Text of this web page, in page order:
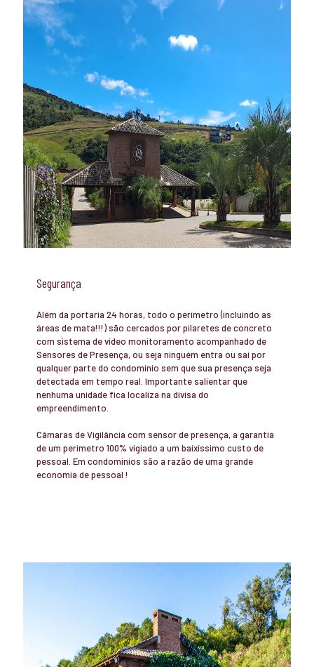
Segurança
Além da portaria 24 horas, todo o perímetro (incluindo as
áreas de mata!!!) são cercados por pilaretes de concreto
com sistema de vídeo monitoramento acompanhado de
Sensores de Presença, ou seja ninguém entra ou sai por
qualquer parte do condomínio sem que sua presença seja
detectada em tempo real. Importante salientar que
nenhuma unidade fica localiza na divisa do
empreendimento.
Câmaras de Vigilância com sensor de presença, a garantia
de um perímetro 100% vigiado a um baixíssimo custo de
pessoal. Em condomínios são a razão de uma grande
economia de pessoal !